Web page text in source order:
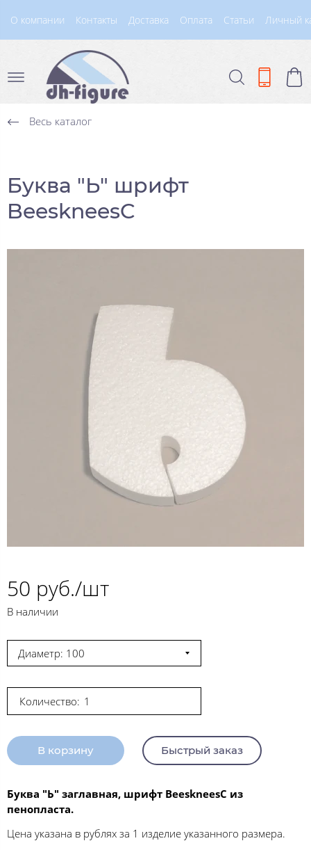
О компании Контакты Доставка Оплата Статьи Личный
Весь каталог
Буква "Ь" шрифт
BeeskneesC
50 руб./шт
В наличии
Диаметр: 100
Количество:
В корзину Быстрый заказ
Буква "Ь" заглавная, шрифт BeeskneesC из
пенопласта.
Цена указана в рублях за 1 изделие указанного размера.